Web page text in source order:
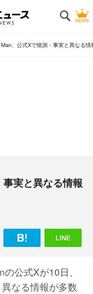
、公式Xで憶測・事実と異なる
実と異なる情報
の公式Xが10日、
なる情報が多数